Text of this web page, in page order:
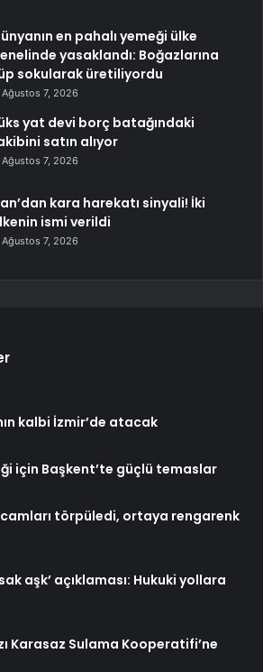
en pahalı yemeği ülke
yasaklandı: Boğazlarına
sokularak üretiliyordu
Ağustos 7, 2026
yat devi borç batağındaki
satın alıyor
Ağustos 7, 2026
kara harekatı sinyali! İki
ismi verildi
Ağustos 7, 2026
kalbi İzmir’de atacak
için Başkent’te güçlü temaslar
törpüledi, ortaya rengarenk
aşk’ açıklaması: Hukuki yollara
Karasaz Sulama Kooperatifi’ne